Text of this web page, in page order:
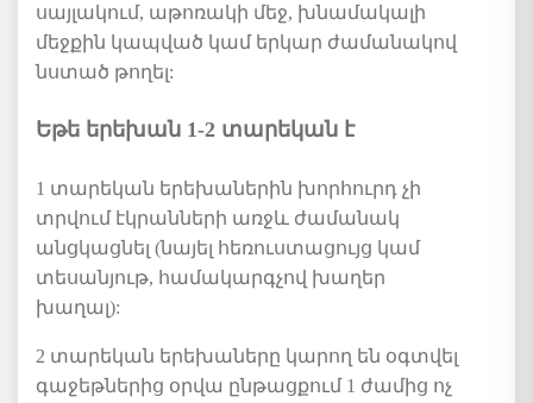
սայլակում, աթոռակի մեջ, խնամակալի
մեջքին կապված կամ երկար ժամանակով
նստած թողել:
Եթե երեխան 1-2 տարեկան է
1 տարեկան երեխաներին խորհուրդ չի
տրվում էկրանների առջև ժամանակ
անցկացնել (նայել հեռուստացույց կամ
տեսանյութ, համակարգչով խաղեր
խաղալ):
2 տարեկան երեխաները կարող են օգտվել
գաջեթներից օրվա ընթացքում 1 ժամից ոչ